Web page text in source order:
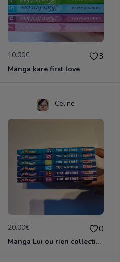
10.00€ 3
Manga kare first love
Celine
20.00€ 0
Manga Lui ou rien collection complète